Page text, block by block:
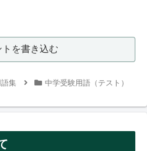
トを書き込む
集 中学受験用語（テスト）